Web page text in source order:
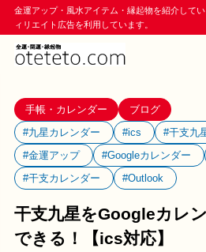
金運アップ・風水アイテム・縁起物を紹介して
ィリエイト広告を利用しています。
手帳・カレンダー
ブログ
#九星カレンダー
#ics #干支九
#金運アップ
#Googleカレンダー
#干支カレンダー
#Outlook
干支九星をGoogleカレ
できる！【ics対応】